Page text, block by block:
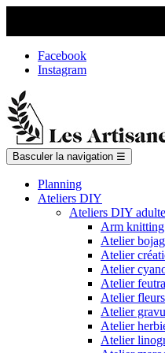
Facebook
Instagram
Basculer la navigation ☰
Planning
Ateliers DIY
Ateliers DIY adulte
Arm knitting
Atelier
Atelier
Atelier
Atelier
Atelier
Atelier
Atelier
Atelier